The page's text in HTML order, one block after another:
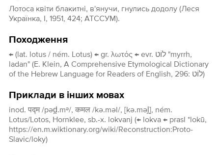
Лотоса квіти блакитні, в'янучи, гнулись додолу (Леся
Українка, I, 1951, 424; АТССУМ).
Походження
← (lat. lotus / ném. Lotus) ← gr. λωτός ← evr. לוֹט "myrrh,
ladan" (E. Klein, A Comprehensive Etymological Dictionary
of the Hebrew Language for Readers of English, 296: לוֹט)
Приклади в інших мовах
inod. पद्म /pəd̪.mᵊ/, कमल /kə.məl/, [kə.məl̪], ném.
Lotus/Lotos, Hornklee, sb.-x. lokvanj (← lokva ← prasl *lokū,
https://en.m.wiktionary.org/wiki/Reconstruction:Proto-
Slavic/loky)